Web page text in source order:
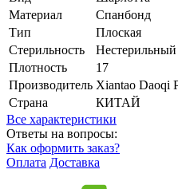
Материал
Спанбонд
Тип
Плоская
Стерильность
Нестерильный
Плотность
17
Производитель Xiantao
Страна
КИТАЙ
Все характеристики
Ответы на вопросы:
Как оформить заказ?
Оплата Доставка